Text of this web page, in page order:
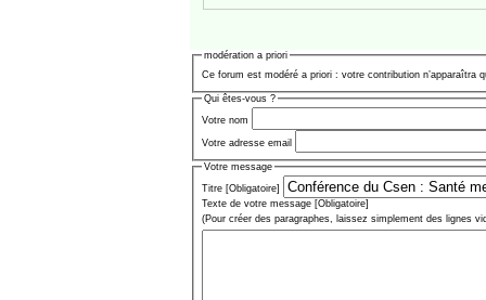
modération a priori
Ce forum est modéré a priori : votre contribution n’apparaîtra
Qui êtes-vous ?
Votre nom
Votre adresse email
Votre message
Titre [Obligatoire]
Texte de votre message [Obligatoire]
(Pour créer des paragraphes, laissez simplement des lignes